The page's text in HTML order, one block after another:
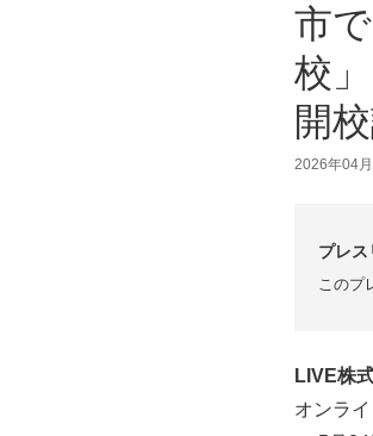
市
校
開
2026年04
プレス
このプ
LIVE株
オンラ